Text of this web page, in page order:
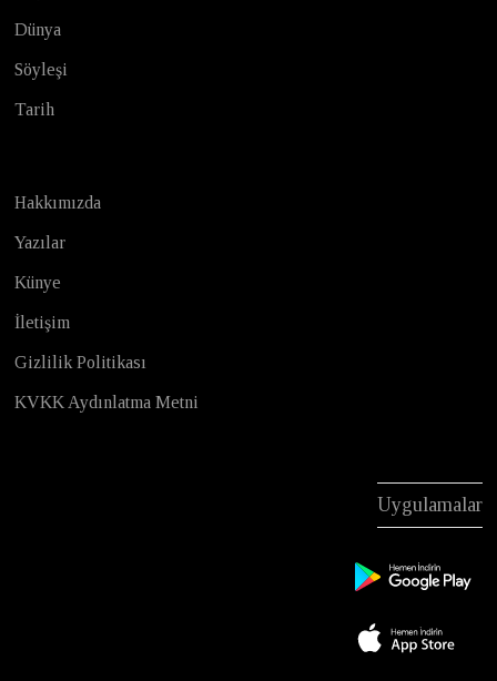
Dünya
Söyleşi
Tarih
Hakkımızda
Yazılar
Künye
İletişim
Gizlilik Politikası
KVKK Aydınlatma Metni
Uygulamalar